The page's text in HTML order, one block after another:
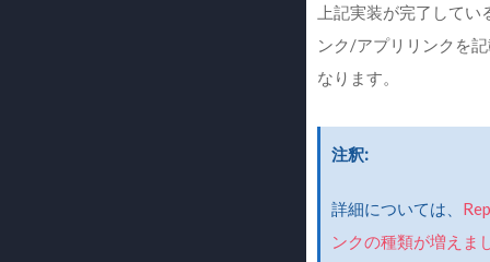
上記実装が完了して
ンク/アプリリンクを
なります。
注釈
詳細については、
ンクの種類が増えま